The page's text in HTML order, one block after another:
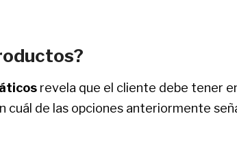
revela que el cliente debe tener
de las opciones anteriormente